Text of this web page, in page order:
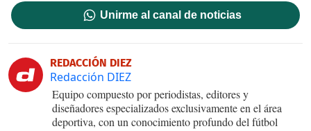
Unirme al canal de noticias
REDACCIÓN DIEZ
Redacción DIEZ
Equipo compuesto por periodistas, editores y
diseñadores especializados exclusivamente en el área
deportiva, con un conocimiento profundo del fútbol